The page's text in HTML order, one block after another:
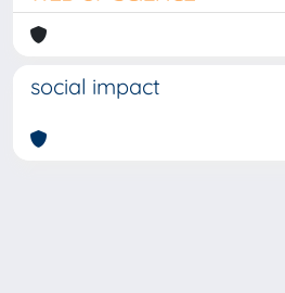
social impact